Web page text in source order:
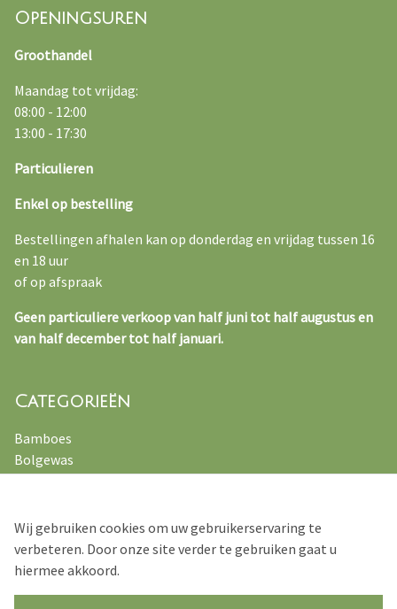
Openingsuren
Groothandel
Maandag tot vrijdag:
08:00 - 12:00
13:00 - 17:30
Particulieren
Enkel op bestelling
Bestellingen afhalen kan op donderdag en vrijdag tussen 16
en 18 uur
of op afspraak
Geen particuliere verkoop van half juni tot half augustus en
van half december tot half januari.
Categorieën
Bamboes
Bolgewas
Kruiden
Vaste planten
Siergrassen
Wij gebruiken cookies om uw gebruikerservaring te
verbeteren. Door onze site verder te gebruiken gaat u
hiermee akkoord.